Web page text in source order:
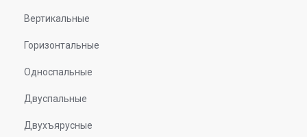
Вертикальные
Горизонтальные
Односпальные
Двуспальные
Двухъярусные